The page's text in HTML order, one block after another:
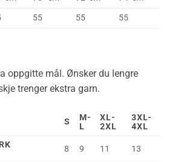
55 55 55
oppgitte mål. Ønsker du lengre
trenger ekstra garn.
S
M-
L
XL-
2XL
3XL-
4XL
8 9 11 13